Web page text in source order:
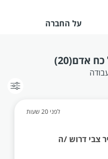
על החברה
כח אדם(20)
לפני 20 שעות
צבי דרוש /ה